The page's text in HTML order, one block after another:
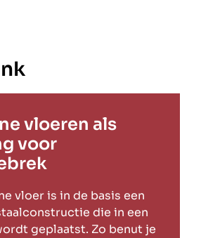
vloeren als
voor
vloer is in de basis een
die in een
geplaatst. Zo benut je